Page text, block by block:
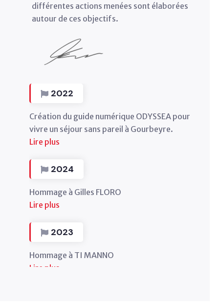
différentes actions menées sont élaborées
autour de ces objectifs.
2022
Création du guide numérique ODYSSEA pour
vivre un séjour sans pareil à Gourbeyre.
Lire plus
2024
Hommage à Gilles FLORO
Lire plus
Hommage à TI MANNO
Lire plus
Création du guide numérique ODYSSEA pour
vivre un séjour sans pareil à Gourbeyre.
Lire plus